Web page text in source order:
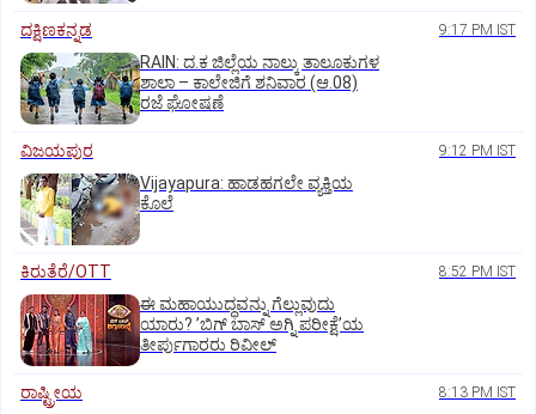
ದಕ್ಷಿಣಕನ್ನಡ 9:17 PM IST
RAIN: ದ.ಕ ಜಿಲ್ಲೆಯ ನಾಲ್ಕು ತಾಲೂಕುಗಳ
ಶಾಲಾ – ಕಾಲೇಜಿಗೆ ಶನಿವಾರ (ಆ.08)
ರಜೆ ಘೋಷಣೆ
ವಿಜಯಪುರ 9:12 PM IST
Vijayapura: ಹಾಡಹಗಲೇ ವ್ಯಕ್ತಿಯ
ಕೊಲೆ
ಕಿರುತೆರೆ/OTT 8:52 PM IST
ಈ ಮಹಾಯುದ್ಧವನ್ನು ಗೆಲ್ಲುವುದು
ಯಾರು? ʼಬಿಗ್‌ ಬಾಸ್‌ ಅಗ್ನಿ ಪರೀಕ್ಷೆʼಯ
ತೀರ್ಪುಗಾರರು ರಿವೀಲ್
ರಾಷ್ಟ್ರೀಯ 8:13 PM IST